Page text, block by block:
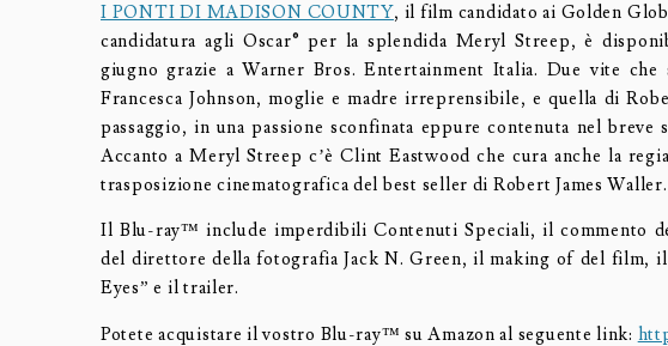
I PONTI DI MADISON COUNTY, il film candidato ai Golden
candidatura agli Oscar® per la splendida Meryl Streep, è
giugno grazie a Warner Bros. Entertainment Italia. Due vite
Francesca Johnson, moglie e madre irreprensibile, e quella di
passaggio, in una passione sconfinata eppure contenuta nel
Accanto a Meryl Streep c’è Clint Eastwood che cura anche la
trasposizione cinematografica del best seller di Robert James Waller.
Il Blu-ray™ include imperdibili Contenuti Speciali, il commento
del direttore della fotografia Jack N. Green, il making of del film, il
Eyes” e il trailer.
Potete acquistare il vostro Blu-ray™ su Amazon al seguente link: